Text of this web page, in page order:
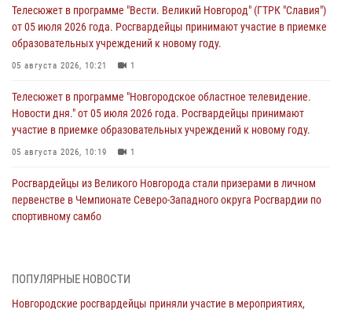
Телесюжет в программе "Вести. Великий Новгород" (ГТРК "Славия")
от 05 июля 2026 года. Росгвардейцы принимают участие в приемке
образовательных учреждений к новому году.
05 августа 2026, 10:21 1
Телесюжет в программе "Новгородское областное телевидение.
Новости дня." от 05 июля 2026 года. Росгвардейцы принимают
участие в приемке образовательных учреждений к новому году.
05 августа 2026, 10:19 1
Росгвардейцы из Великого Новгорода стали призерами в личном
первенстве в Чемпионате Северо-Западного округа Росгвардии по
спортивному самбо
детского лагеря
04 августа 2026, 09:13 5
ПОПУЛЯРНЫЕ НОВОСТИ
Новгородские росгвардейцы приняли участие в мероприятиях,